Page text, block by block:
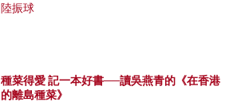
陸振球
種菜得愛 記一本好書──讀吳燕青的《在香港
的離島種菜》